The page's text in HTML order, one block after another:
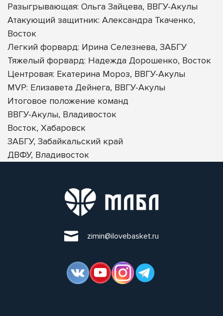
Разыгрывающая: Ольга Зайцева, ВВГУ-Акулы
Атакующий защитник: Александра Ткаченко,
Восток
Легкий форвард: Ирина Селезнева, ЗАБГУ
Тяжелый форвард: Надежда Дорошенко, Восток
Центровая: Екатерина Мороз, ВВГУ-Акулы
MVP: Елизавета Дейнега, ВВГУ-Акулы
Итоговое положение команд
ВВГУ-Акулы, Владивосток
Восток, Хабаровск
ЗАБГУ, Забайкальский край
ДВФУ, Владивосток
zimin@ilovebasket.ru